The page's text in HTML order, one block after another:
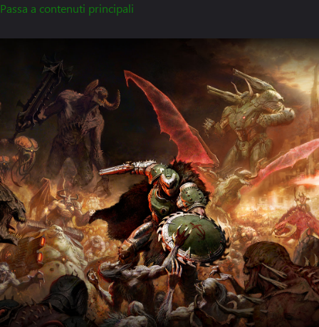
Passa a contenuti principali